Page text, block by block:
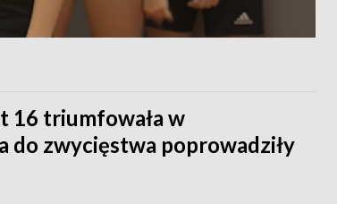
16 triumfowała w
do zwycięstwa poprowadziły